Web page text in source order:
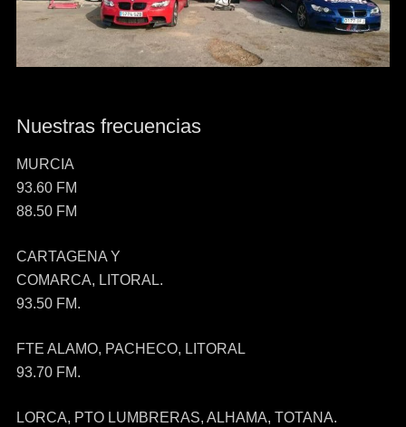
Nuestras frecuencias
MURCIA
93.60 FM
88.50 FM
CARTAGENA Y
COMARCA, LITORAL.
93.50 FM.
FTE ALAMO, PACHECO, LITORAL
93.70 FM.
LORCA, PTO LUMBRERAS, ALHAMA, TOTANA.